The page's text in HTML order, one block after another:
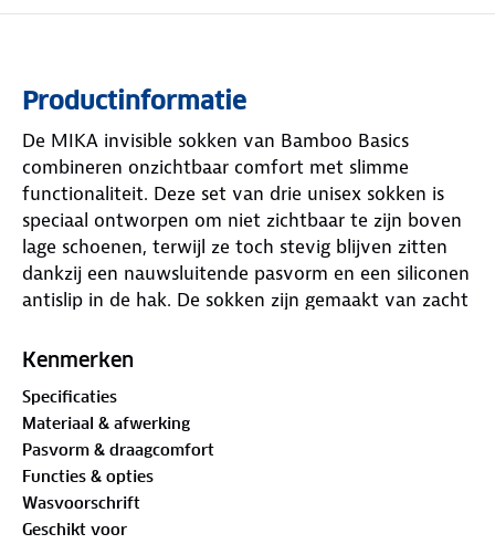
Productinformatie
De MIKA invisible sokken van Bamboo Basics
combineren onzichtbaar comfort met slimme
functionaliteit. Deze set van drie unisex sokken is
speciaal ontworpen om niet zichtbaar te zijn boven
lage schoenen, terwijl ze toch stevig blijven zitten
dankzij een nauwsluitende pasvorm en een siliconen
antislip in de hak. De sokken zijn gemaakt van zacht
kans geven op blaren en je voeten langer fris en
verstevigde hak zorgen voor extra draagcomfort. En
handig: de maat staat op de onderkant van de sok,
zodat je ze na het wassen eenvoudig terugvindt.
Kenmerken
Specificaties
Materiaal & afwerking
Pasvorm & draagcomfort
Functies & opties
Wasvoorschrift
Geschikt voor